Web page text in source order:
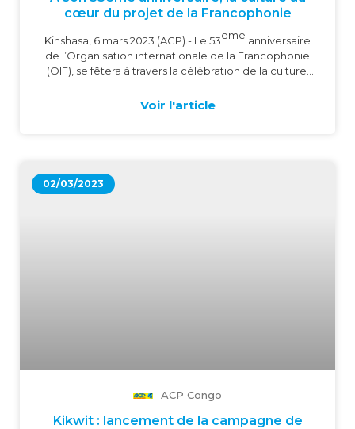
cœur du projet de la Francophonie
Kinshasa, 6 mars 2023 (ACP).- Le 53ème anniversaire
de l’Organisation internationale de la Francophonie
(OIF), se fêtera à travers la célébration de la culture,
cette structure, lors du lancement, lundi à Kinshasa,
Voir l'article
02/03/2023
ACP Congo
Kikwit : lancement de la campagne de